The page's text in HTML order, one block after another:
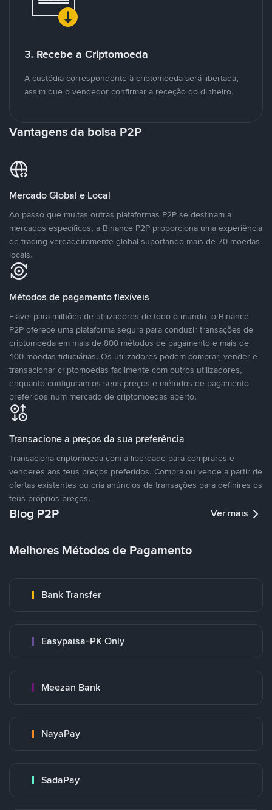
3. Recebe a Criptomoeda
A custódia correspondente à criptomoeda será libertada,
assim que o vendedor confirmar a receção do dinheiro.
Vantagens da bolsa P2P
Mercado Global e Local
Ao passo que muitas outras plataformas P2P se destinam a
mercados específicos, a Binance P2P proporciona uma experiência
de trading verdadeiramente global suportando mais de 70 moedas
locais.
Métodos de pagamento flexíveis
Fiável para milhões de utilizadores de todo o mundo, o Binance
P2P oferece uma plataforma segura para conduzir transações de
criptomoeda em mais de 800 métodos de pagamento e mais de
100 moedas fiduciárias. Os utilizadores podem comprar, vender e
transacionar criptomoedas facilmente com outros utilizadores,
enquanto configuram os seus preços e métodos de pagamento
preferidos num mercado de criptomoedas aberto.
Transacione a preços da sua preferência
Transaciona criptomoeda com a liberdade para comprares e
venderes aos teus preços preferidos. Compra ou vende a partir de
ofertas existentes ou cria anúncios de transações para definires os
teus próprios preços.
Blog P2P Ver mais
Melhores Métodos de Pagamento
Bank Transfer
Easypaisa-PK Only
Meezan Bank
NayaPay
SadaPay